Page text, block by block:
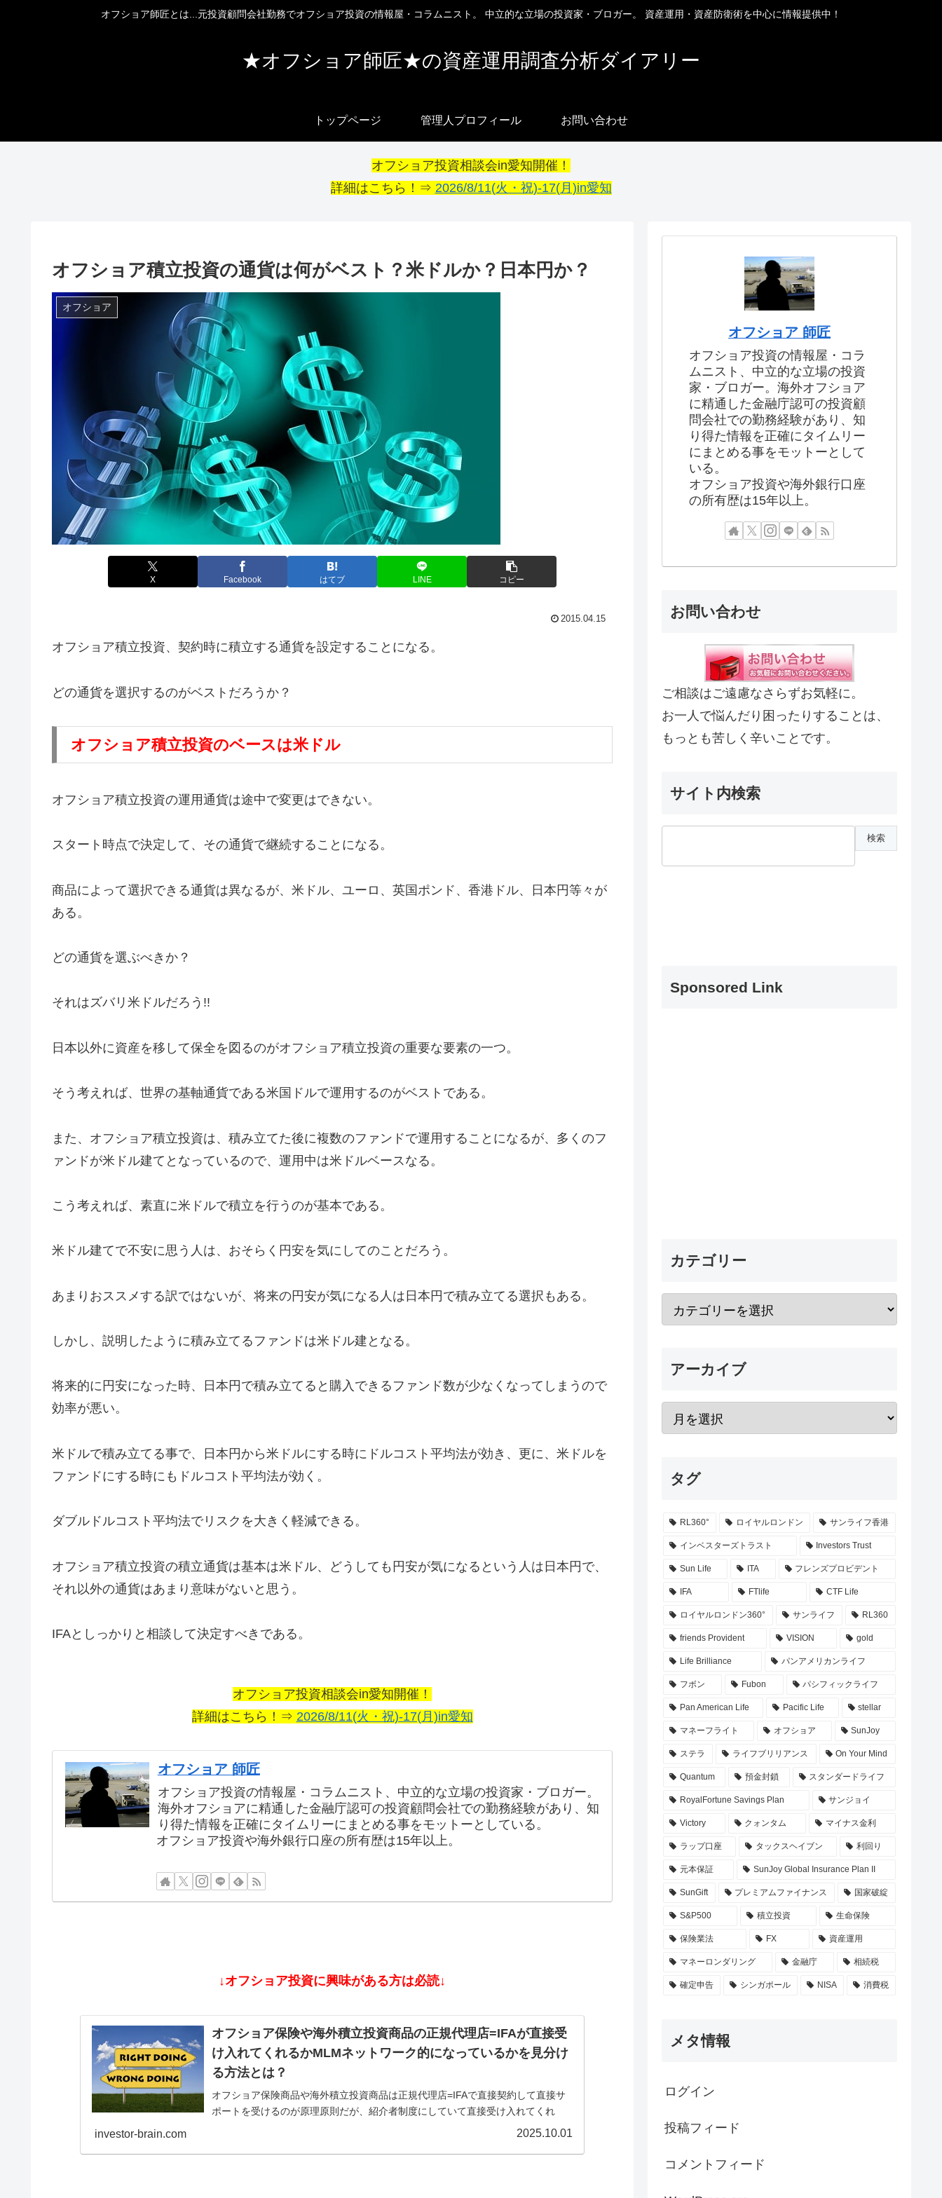
オフショア師匠とは...元投資顧問会社勤務でオフショア投資の情報屋・コラムニスト。 中立的な立場の投資家・ブロガー。 資産運用・資産防衛術を中心に情報提供中！
★オフショア師匠★の資産運用調査分析ダイアリー
トップページ 管理人プロフィール お問い合わせ
オフショア投資相談会in愛知開催！
詳細はこちら！⇒ 2026/8/11(火・祝)-17(月)in愛知
オフショア積立投資の通貨は何がベスト？米ドルか？日本円か？
オフショア
X Facebook はてブ LINE コピー
2015.04.15
オフショア積立投資、契約時に積立する通貨を設定することになる。
どの通貨を選択するのがベストだろうか？
オフショア積立投資のベースは米ドル
オフショア積立投資の運用通貨は途中で変更はできない。
スタート時点で決定して、その通貨で継続することになる。
商品によって選択できる通貨は異なるが、米ドル、ユーロ、英国ポンド、香港ドル、日本円等々が
ある。
どの通貨を選ぶべきか？
それはズバリ米ドルだろう!!
日本以外に資産を移して保全を図るのがオフショア積立投資の重要な要素の一つ。
そう考えれば、世界の基軸通貨である米国ドルで運用するのがベストである。
また、オフショア積立投資は、積み立てた後に複数のファンドで運用することになるが、多くのフ
ァンドが米ドル建てとなっているので、運用中は米ドルベースなる。
こう考えれば、素直に米ドルで積立を行うのが基本である。
米ドル建てで不安に思う人は、おそらく円安を気にしてのことだろう。
あまりおススメする訳ではないが、将来の円安が気になる人は日本円で積み立てる選択もある。
しかし、説明したように積み立てるファンドは米ドル建となる。
将来的に円安になった時、日本円で積み立てると購入できるファンド数が少なくなってしまうので
効率が悪い。
米ドルで積み立てる事で、日本円から米ドルにする時にドルコスト平均法が効き、更に、米ドルを
ファンドにする時にもドルコスト平均法が効く。
ダブルドルコスト平均法でリスクを大きく軽減できる。
オフショア積立投資の積立通貨は基本は米ドル、どうしても円安が気になるという人は日本円で、
それ以外の通貨はあまり意味がないと思う。
IFAとしっかりと相談して決定すべきである。
オフショア投資相談会in愛知開催！
詳細はこちら！⇒ 2026/8/11(火・祝)-17(月)in愛知
オフショア 師匠
オフショア投資の情報屋・コラムニスト、中立的な立場の投資家・ブロガー。
海外オフショアに精通した金融庁認可の投資顧問会社での勤務経験があり、知
り得た情報を正確にタイムリーにまとめる事をモットーとしている。
オフショア投資や海外銀行口座の所有歴は15年以上。
↓オフショア投資に興味がある方は必読↓
オフショア保険や海外積立投資商品の正規代理店=IFAが直接受
け入れてくれるかMLMネットワーク的になっているかを見分け
る方法とは？
オフショア保険商品や海外積立投資商品は正規代理店=IFAで直接契約して直接サ
ポートを受けるのが原理原則だが、紹介者制度にしていて直接受け入れてくれ
ず、MLM/ネットワークビジネス/ねずみ講のようになっているIFAもある。そうし
investor-brain.com 2025.10.01
オフショア 師匠
オフショア投資の情報屋・コラ
ムニスト、中立的な立場の投資
家・ブロガー。海外オフショア
に精通した金融庁認可の投資顧
問会社での勤務経験があり、知
り得た情報を正確にタイムリー
にまとめる事をモットーとして
いる。
オフショア投資や海外銀行口座
の所有歴は15年以上。
お問い合わせ
ご相談はご遠慮なさらずお気軽に。
お一人で悩んだり困ったりすることは、
もっとも苦しく辛いことです。
サイト内検索
Sponsored Link
カテゴリー
アーカイブ
タグ
RL360° ロイヤルロンドン サンライフ香港
インベスターズトラスト Investors Trust
Sun Life ITA フレンズプロビデント
IFA FTlife CTF Life
ロイヤルロンドン360° サンライフ RL360
friends Provident VISION gold
Life Brilliance パンアメリカンライフ
フボン Fubon パシフィックライフ
Pan American Life Pacific Life stellar
マネーフライト オフショア SunJoy
ステラ ライフブリリアンス On Your Mind
Quantum 預金封鎖 スタンダードライフ
RoyalFortune Savings Plan サンジョイ
Victory クォンタム マイナス金利
ラップ口座 タックスヘイブン 利回り
元本保証 SunJoy Global Insurance Plan II
SunGift プレミアムファイナンス 国家破綻
S&P500 積立投資 生命保険
保険業法 FX 資産運用
マネーロンダリング 金融庁 相続税
確定申告 シンガポール NISA 消費税
メタ情報
ログイン
投稿フィード
コメントフィード